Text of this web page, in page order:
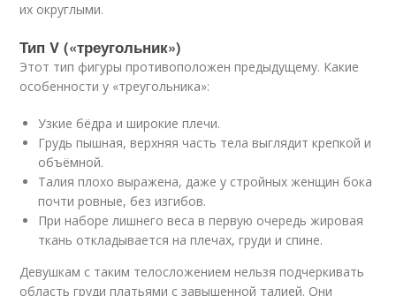
их округлыми.
Тип V («треугольник»)
Этот тип фигуры противоположен предыдущему. Какие
особенности у «треугольника»:
Узкие бёдра и широкие плечи.
Грудь пышная, верхняя часть тела выглядит крепкой и
объёмной.
Талия плохо выражена, даже у стройных женщин бока
почти ровные, без изгибов.
При наборе лишнего веса в первую очередь жировая
ткань откладывается на плечах, груди и спине.
Девушкам с таким телосложением нельзя подчеркивать
область груди платьями с завышенной талией. Они